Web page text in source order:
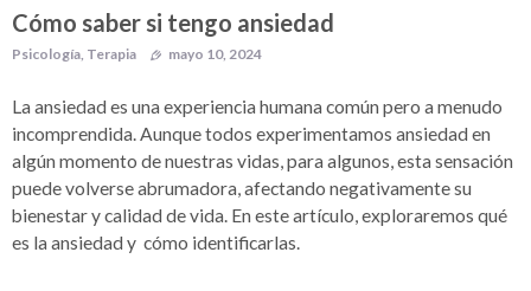
Cómo saber si tengo ansiedad
Psicología, Terapia mayo 10, 2024
La ansiedad es una experiencia humana común pero a menudo
incomprendida. Aunque todos experimentamos ansiedad en
algún momento de nuestras vidas, para algunos, esta sensación
puede volverse abrumadora, afectando negativamente su
bienestar y calidad de vida. En este artículo, exploraremos qué
es la ansiedad y cómo identificarlas.